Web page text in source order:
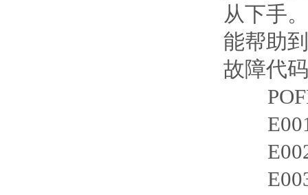
从下手
能帮助
故障代
POFF
E001
E002
E003